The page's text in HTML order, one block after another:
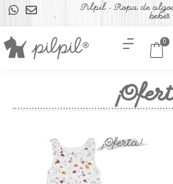
Pilpil - Ropa de
bebés
0
¡Oferta!